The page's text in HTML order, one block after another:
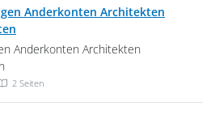
Anderkonten Architekten
Anderkonten Architekten
2 Seiten